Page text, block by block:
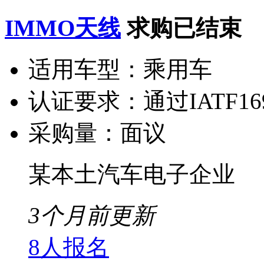
IMMO天线 求购已结束
适用车型： 乘用车
认证要求： 通过
采购量： 面议
某本土汽车电子企业
3个月前更新
8人报名